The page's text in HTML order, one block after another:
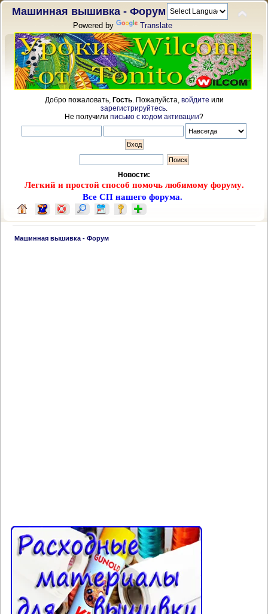
Машинная вышивка - Форум
Powered by Translate
Добро пожаловать, Гость. Пожалуйста, войдите или
зарегистрируйтесь
Не получили письмо с кодом активации?
Новости:
Легкий и простой способ помочь любимому форуму.
Все СП нашего форума.
Машинная вышивка - Форум